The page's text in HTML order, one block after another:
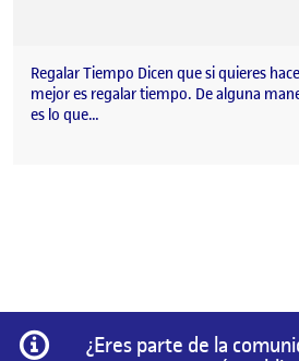
Regalar Tiempo Dicen que si quieres
mejor es regalar tiempo. De alguna
es lo que…
Información
¿Eres parte de la